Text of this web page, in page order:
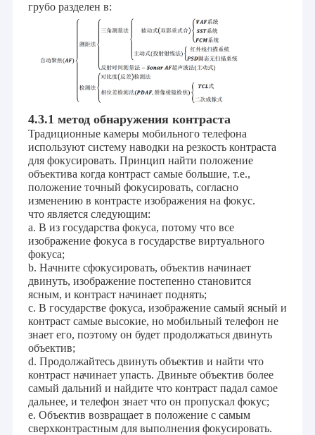
VR - шоу
О Компании
Наша фабрика
контроль качества
контактные данные
Новости
Все случаи
Отправить запрос
Модули камеры OEM
Модуль камеры USB
Модуль камеры MIPI
Модуль камеры DVP
Глобальный модуль камеры шторки
грубо разделен в:
4.3.1 метод обнаружения контраста
Традиционные камеры мобильного телефона
используют систему наводки на резкость контраста
для фокусировать. Принцип найти положение
объектива когда контраст самые большие, т.е.,
положение точный фокусировать, согласно
изменению в контрасте изображения на фокус.
что является следующим:
a. В из государства фокуса, потому что все
изображение фокуса в государстве виртуального
фокуса;
b. Начните сфокусировать, объектив начинает
двинуть, изображение постепенно становится
ясным, и контраст начинает поднять;
c. В государстве фокуса, изображение самый ясный и
контраст самые высокие, но мобильный телефон не
знает его, поэтому он будет продолжаться двинуть
объектив;
d. Продолжайтесь двинуть объектив и найти что
контраст начинает упасть. Двиньте объектив более
самый дальний и найдите что контраст падал самое
дальнее, и телефон знает что он пропускал фокус;
e. Объектив возвращает в положение с самым
сверхконтрастным для выполнения фокусировать.
предложения клиентов с большинств конкурентоспособной
ценой и самым лучшим качеством.
В настоящее время, наши продукты включают в модуль
модуля камеры USB, камеры MIPI, камеру DVP модуль,
модуль камеры мобильного телефона, модуль камеры
тетради, камера слежения, камера автомобиля и умные
продукты камеры хона в много различных зон как VR, AR, 3D,
AI, пригодный для носки прибор, шлемофон, робототехника
стекел, IoT, медицинские промышленное, agrotechny,
биометрия, воображение, компьютерное зрение, зрение
компьютера, безопасность, etc. Любой продукт связанный с
модулем камеры,мы можем найти самое лучшее решение
для вас.